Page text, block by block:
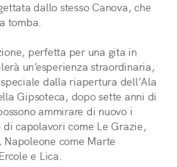
dallo stesso Canova, che
tomba.
perfetta per una gita in
un’esperienza straordinaria,
dalla riapertura dell’Ala
Gipsoteca, dopo sette anni di
ammirare di nuovo i
di capolavori come Le Grazie,
Napoleone come Marte
e Lica.